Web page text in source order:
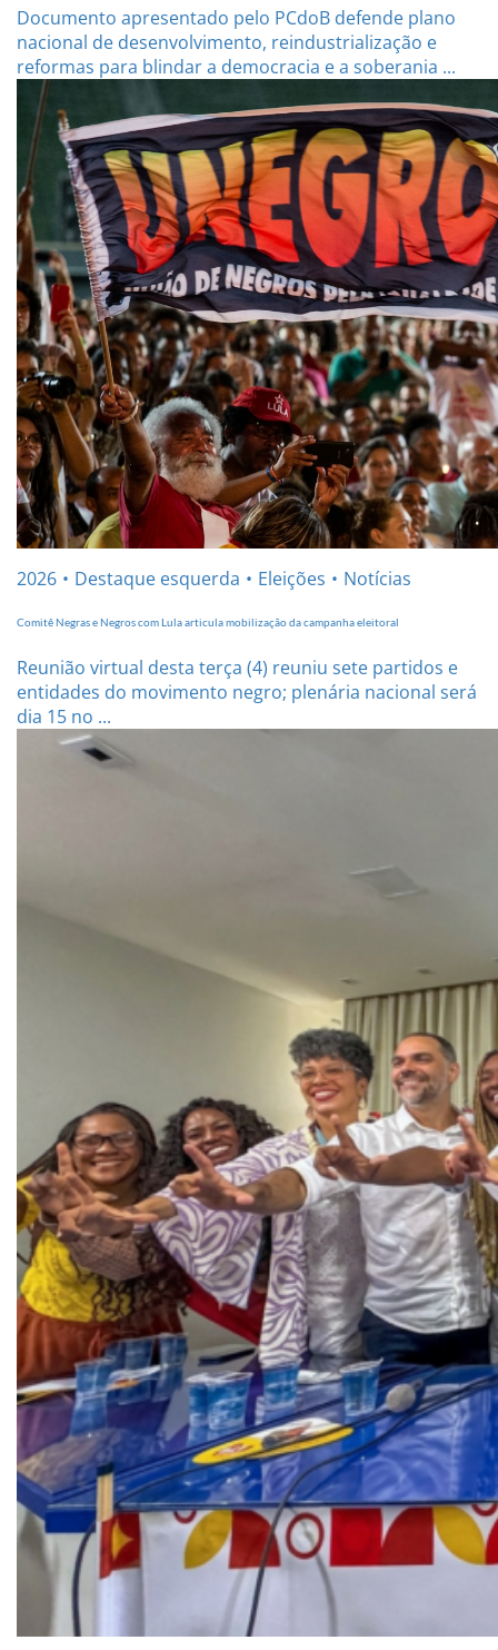
Documento apresentado pelo PCdoB defende plano
nacional de desenvolvimento, reindustrialização e
reformas para blindar a democracia e a soberania ...
2026 Destaque esquerda Eleições Notícias
Comitê Negras e Negros com Lula articula mobilização da campanha eleitoral
Reunião virtual desta terça (4) reuniu sete partidos e
entidades do movimento negro; plenária nacional será
dia 15 no ...